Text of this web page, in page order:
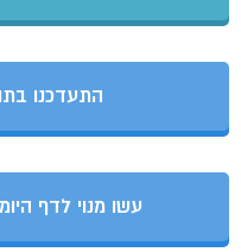
התעדכנו
עשו מנוי לדף